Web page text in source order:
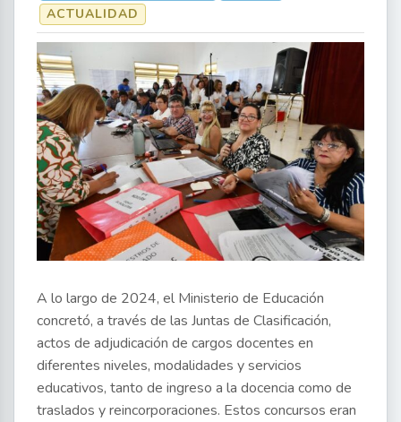
ACTUALIDAD
A lo largo de 2024, el Ministerio de Educación
concretó, a través de las Juntas de Clasificación,
actos de adjudicación de cargos docentes en
diferentes niveles, modalidades y servicios
educativos, tanto de ingreso a la docencia como de
traslados y reincorporaciones. Estos concursos eran